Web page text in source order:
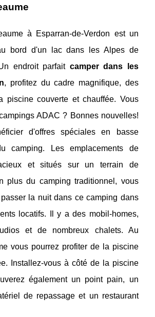
à Esparran-de-Verdon est un
bord d'un lac dans les Alpes de
endroit parfait camper dans les
, profitez du cadre magnifique, des
piscine couverte et chauffée. Vous
ADAC ? Bonnes nouvelles!
d'offres spéciales en basse
camping. Les emplacements de
et situés sur un terrain de
plus du camping traditionnel, vous
la nuit dans ce camping dans
locatifs. Il y a des mobil-homes,
et de nombreux chalets. Au
vous pourrez profiter de la piscine
Installez-vous à côté de la piscine
également un point pain, un
de repassage et un restaurant